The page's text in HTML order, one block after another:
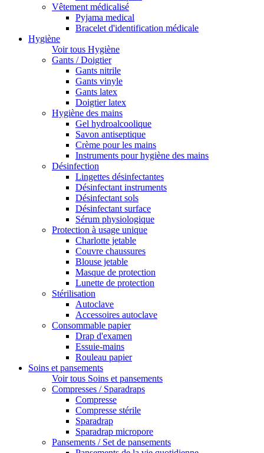
Vêtement médicalisé
Pyjama medical
Bracelet d'identification médicale
Hygiène
Voir tous Hygiène
Gants / Doigtier
Gants nitrile
Gants vinyle
Gants latex
Doigtier latex
Hygiène des mains
Gel hydroalcoolique
Savon antiseptique
Crème pour les mains
Instruments pour hygiène des mains
Désinfection
Lingettes désinfectantes
Désinfectant instruments
Désinfectant sols
Désinfectant surface
Sérum physiologique
Protection à usage unique
Charlotte jetable
Couvre chaussures
Blouse jetable
Masque de protection
Lunette de protection
Stérilisation
Autoclave
Accessoires autoclave
Consommable papier
Drap d'examen
Essuie-mains
Rouleau papier
Soins et pansements
Voir tous Soins et pansements
Compresses / Sparadraps
Compresse
Compresse stérile
Sparadrap
Sparadrap micropore
Pansements / Set de pansements